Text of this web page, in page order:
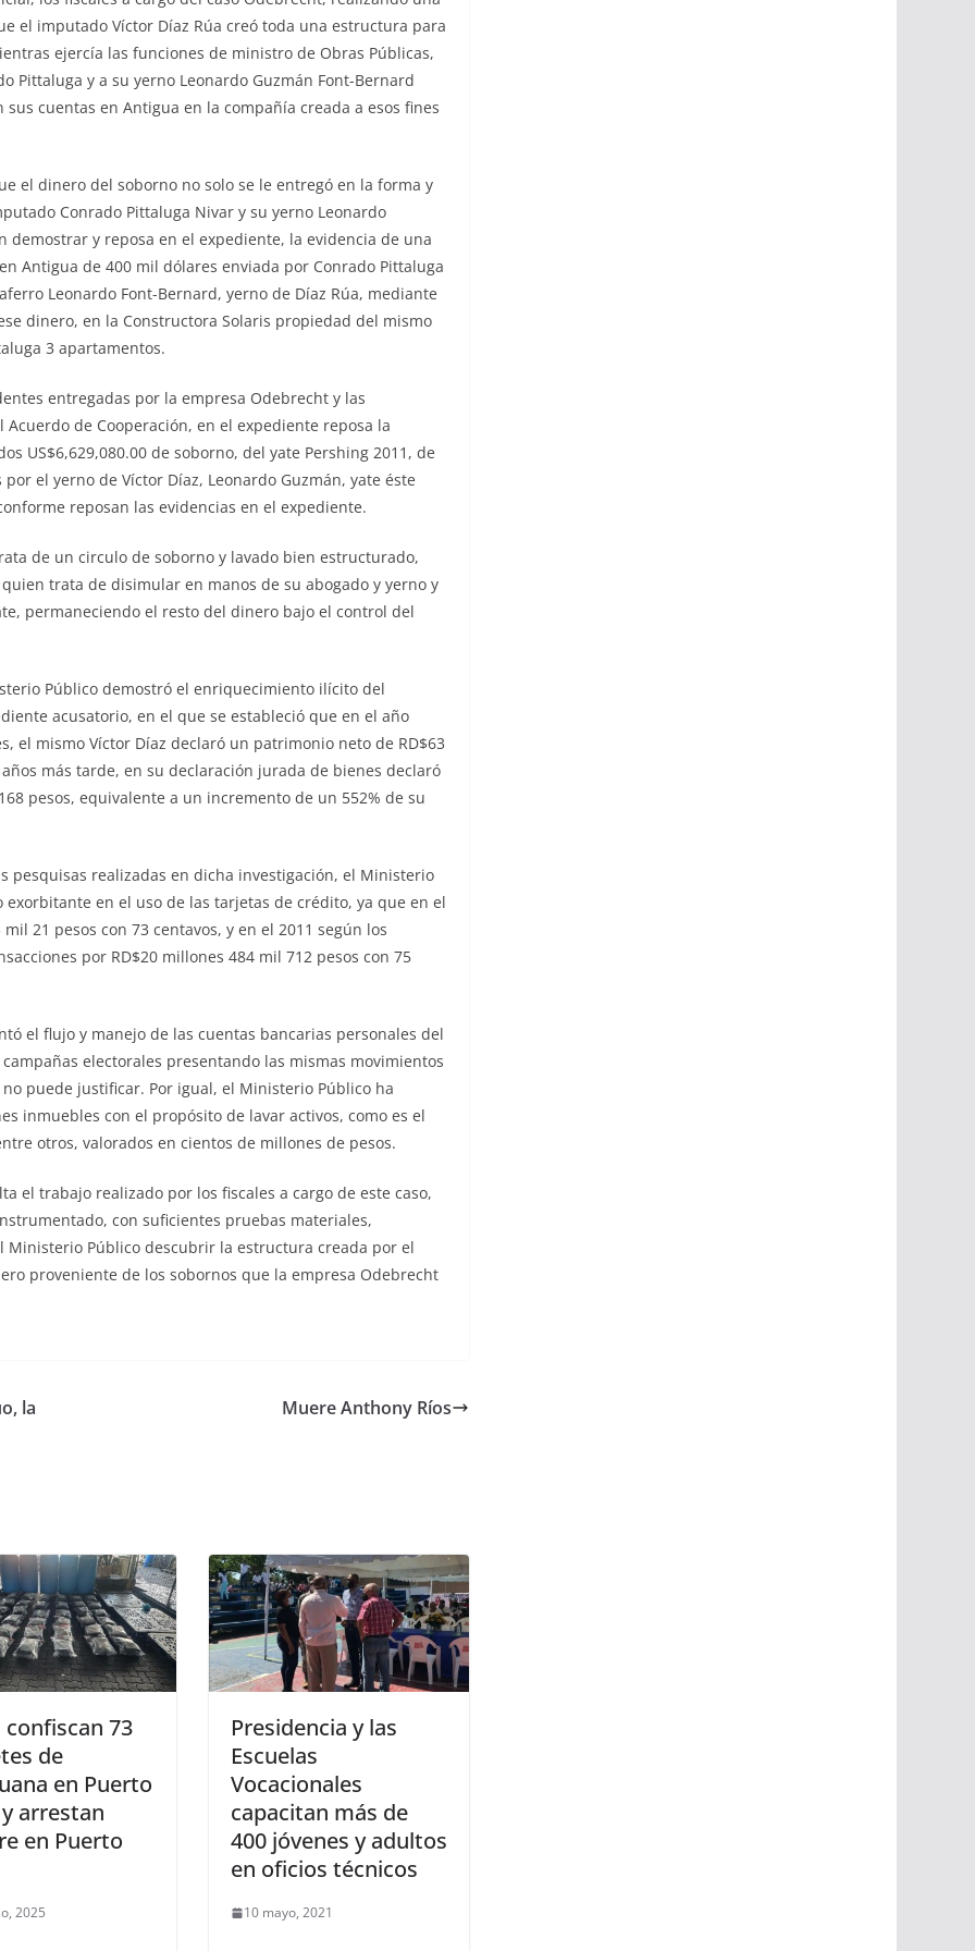
el imputado Víctor Díaz Rúa creó toda una estructura para
ejercía las funciones de ministro de Obras Públicas,
Pittaluga y a su yerno Leonardo Guzmán Font-Bernard
cuentas en Antigua en la compañía creada a esos fines
el dinero del soborno no solo se le entregó en la forma y
Conrado Pittaluga Nivar y su yerno Leonardo
demostrar y reposa en el expediente, la evidencia de una
Antigua de 400 mil dólares enviada por Conrado Pittaluga
Leonardo Font-Bernard, yerno de Díaz Rúa, mediante
dinero, en la Constructora Solaris propiedad del mismo
3 apartamentos.
entregadas por la empresa Odebrecht y las
de Cooperación, en el expediente reposa la
US$6,629,080.00 de soborno, del yate Pershing 2011, de
el yerno de Víctor Díaz, Leonardo Guzmán, yate éste
reposan las evidencias en el expediente.
de un circulo de soborno y lavado bien estructurado,
trata de disimular en manos de su abogado y yerno y
permaneciendo el resto del dinero bajo el control del
Público demostró el enriquecimiento ilícito del
acusatorio, en el que se estableció que en el año
el mismo Víctor Díaz declaró un patrimonio neto de RD$63
más tarde, en su declaración jurada de bienes declaró
pesos, equivalente a un incremento de un 552% de su
pesquisas realizadas en dicha investigación, el Ministerio
en el uso de las tarjetas de crédito, ya que en el
21 pesos con 73 centavos, y en el 2011 según los
por RD$20 millones 484 mil 712 pesos con 75
el flujo y manejo de las cuentas bancarias personales del
electorales presentando las mismas movimientos
puede justificar. Por igual, el Ministerio Público ha
inmuebles con el propósito de lavar activos, como es el
otros, valorados en cientos de millones de pesos.
el trabajo realizado por los fiscales a cargo de este caso,
con suficientes pruebas materiales,
Público descubrir la estructura creada por el
proveniente de los sobornos que la empresa Odebrecht
la Muere Anthony Ríos
confiscan 73
de
en Puerto
arrestan
en Puerto
2025
Presidencia y las
Escuelas
Vocacionales
capacitan más de
400 jóvenes y adultos
en oficios técnicos
10 mayo, 2021